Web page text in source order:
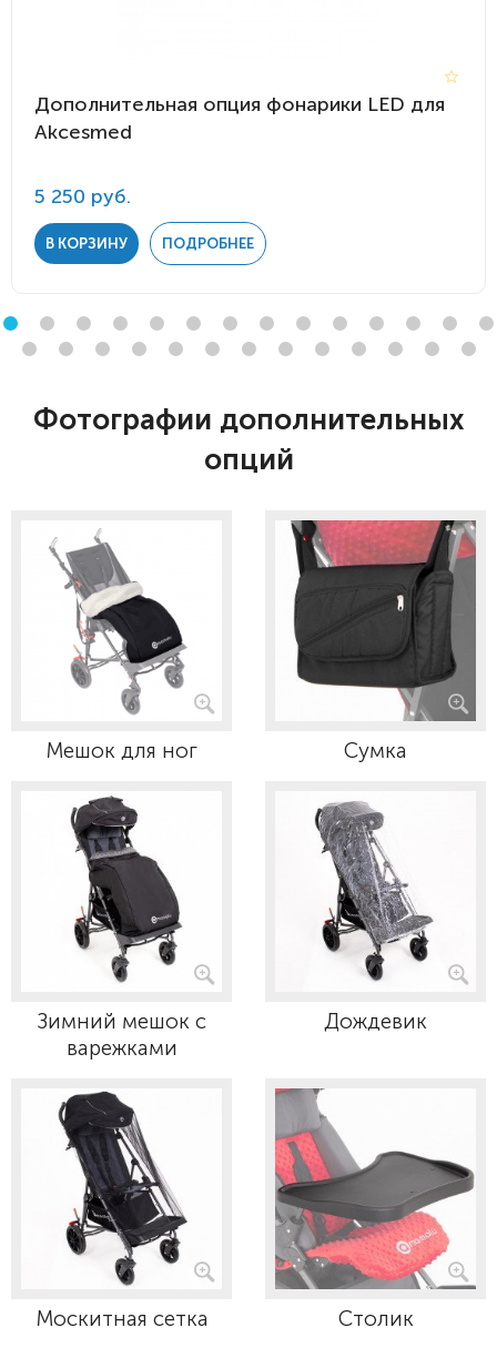
Дополнительная опция фонарики LED для
Akcesmed
5 250 руб.
В КОРЗИНУ ПОДРОБНЕЕ
Фотографии дополнительных
опций
Мешок для ног Сумка
Зимний мешок с
варежками
Дождевик
Москитная сетка Столик